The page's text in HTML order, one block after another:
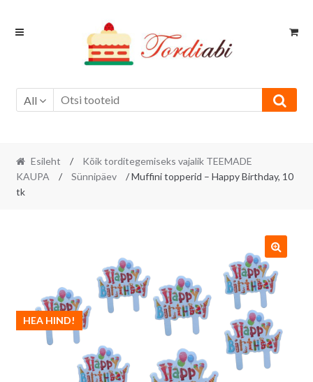
Skip
Skip
All
Esileht /
Kõik torditegemiseks vajalik TEEMADE
KAUPA
/ Sünnipäev
/ Muffini topperid – Happy Birthday, 10
tk
HEA HIND!